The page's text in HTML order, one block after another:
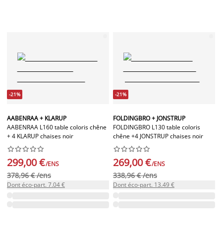
-21%
AABENRAA + KLARUP
AABENRAA L160 table coloris chêne
+ 4 KLARUP chaises noir






299,00 €/ENS
378,96 € /ens
Dont éco-part. 7.04 €
-21%
FOLDINGBRO + JONSTRUP
FOLDINGBRO L130 table coloris
chêne +4 JONSTRUP chaises noir






269,00 €/ENS
338,96 € /ens
Dont éco-part. 13.49 €